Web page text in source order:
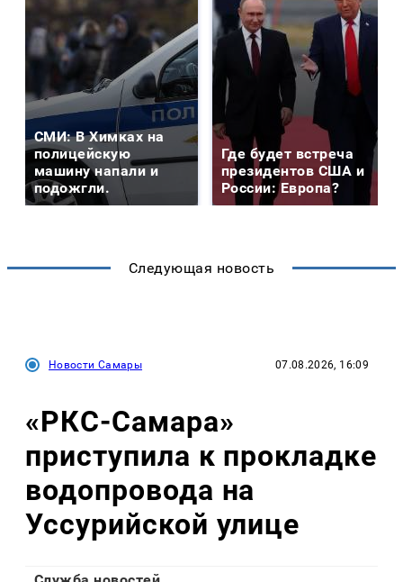
СМИ: В Химках на
полицейскую
машину напали и
подожгли.
Где будет встреча
президентов США и
России: Европа?
Следующая новость
Новости Самары 07.08.2026, 16:09
«РКС-Самара»
приступила к прокладке
водопровода на
Уссурийской улице